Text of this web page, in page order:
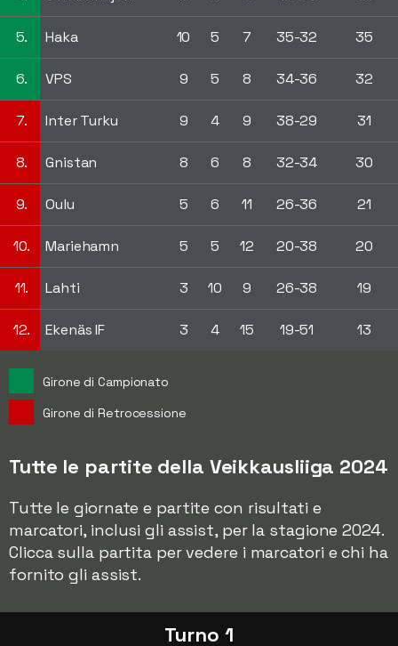
5. Haka 10 5 7 35-32 35
6. VPS 9 5 8 34-36 32
7. Inter Turku 9 4 9 38-29 31
8. Gnistan 8 6 8 32-34 30
9. Oulu 5 6 11 26-36 21
10. Mariehamn 5 5 12 20-38 20
11. Lahti 3 10 9 26-38 19
12. Ekenäs IF 3 4 15 19-51 13
Girone di Campionato
Girone di Retrocessione
Tutte le partite della Veikkausliiga 2024
Tutte le giornate e partite con risultati e
marcatori, inclusi gli assist, per la stagione 2024.
Clicca sulla partita per vedere i marcatori e chi ha
fornito gli assist.
Turno 1